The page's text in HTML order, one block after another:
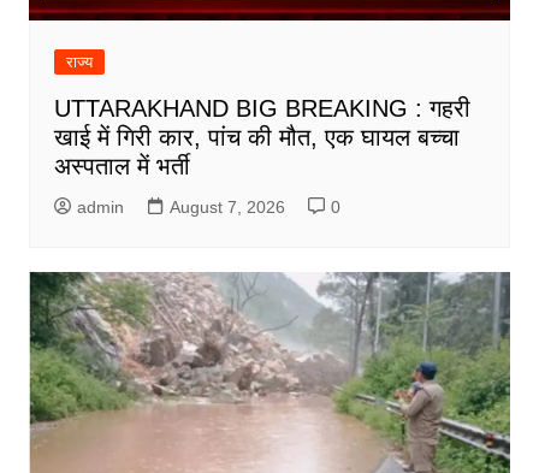
राज्य
UTTARAKHAND BIG BREAKING : गहरी
खाई में गिरी कार, पांच की मौत, एक घायल बच्चा
अस्पताल में भर्ती
admin August 7, 2026 0